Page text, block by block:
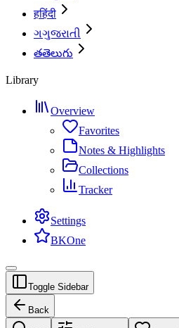
हहिंदी
ગગુજરાતી
తతెలుగు
Library
Overview
Favorites
Notes & Highlights
Collections
Tracker
Settings
BKOne
Toggle Sidebar
Back